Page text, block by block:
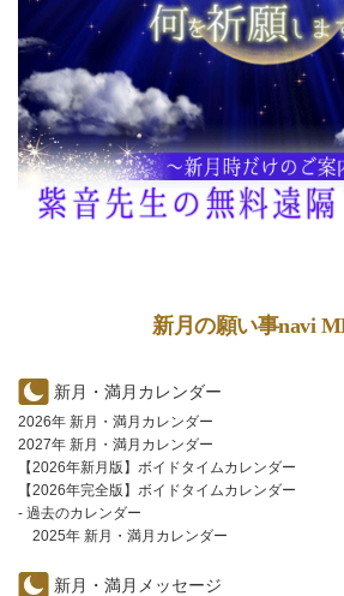
新月の願い事navi
新月・満月カレンダー
2026年 新月・満月カレンダー
2027年 新月・満月カレンダー
【2026年新月版】ボイドタイムカレンダー
【2026年完全版】ボイドタイムカレンダー
- 過去のカレンダー
2025年 新月・満月カレンダー
新月・満月メッセージ